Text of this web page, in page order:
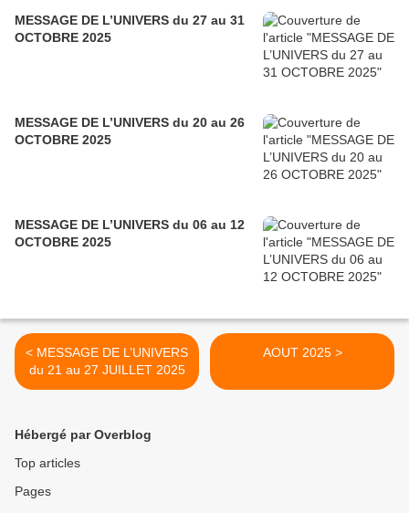
MESSAGE DE L’UNIVERS du 27 au 31
OCTOBRE 2025
MESSAGE DE L’UNIVERS du 20 au 26
OCTOBRE 2025
MESSAGE DE L’UNIVERS du 06 au 12
OCTOBRE 2025
< MESSAGE DE L’UNIVERS
du 21 au 27 JUILLET 2025
AOUT 2025 >
Hébergé par Overblog
Top articles
Pages